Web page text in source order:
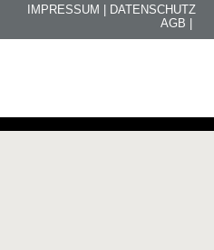
DATENSCHUTZ
IMPRESSUM |
AGB |